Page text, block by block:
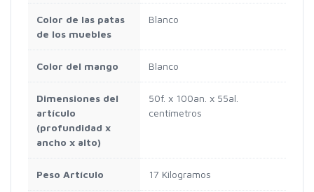
Color de las patas
de los muebles
Blanco
Color del mango Blanco
Dimensiones del
artículo
(profundidad x
ancho x alto)
50f. x 100an. x 55al.
centímetros
Peso Artículo 17 Kilogramos